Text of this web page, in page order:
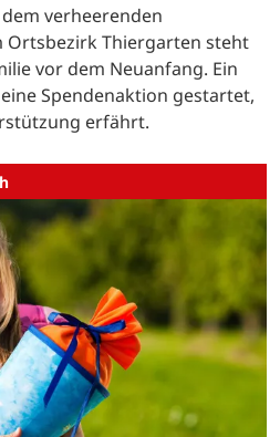
verheerenden
Ortsbezirk Thiergarten steht
vor dem Neuanfang. Ein
Spendenaktion gestartet,
erfährt.